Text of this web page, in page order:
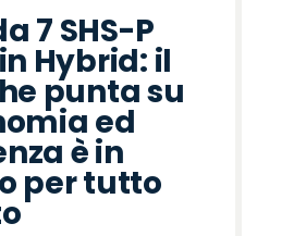
7 SHS-P
Hybrid: il
punta su
ed
è in
per tutto